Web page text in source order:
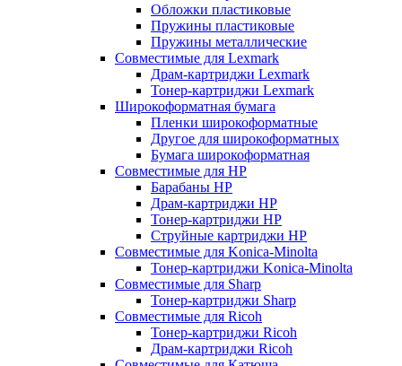
Обложки пластиковые
Пружины пластиковые
Пружины металлические
Совместимые для Lexmark
Драм-картриджи Lexmark
Тонер-картриджи Lexmark
Широкоформатная бумага
Пленки широкоформатные
Другое для широкоформатных
Бумага широкоформатная
Совместимые для HP
Барабаны HP
Драм-картриджи HP
Тонер-картриджи HP
Струйные картриджи HP
Совместимые для Konica-Minolta
Тонер-картриджи Konica-Minolta
Совместимые для Sharp
Тонер-картриджи Sharp
Совместимые для Ricoh
Тонер-картриджи Ricoh
Драм-картриджи Ricoh